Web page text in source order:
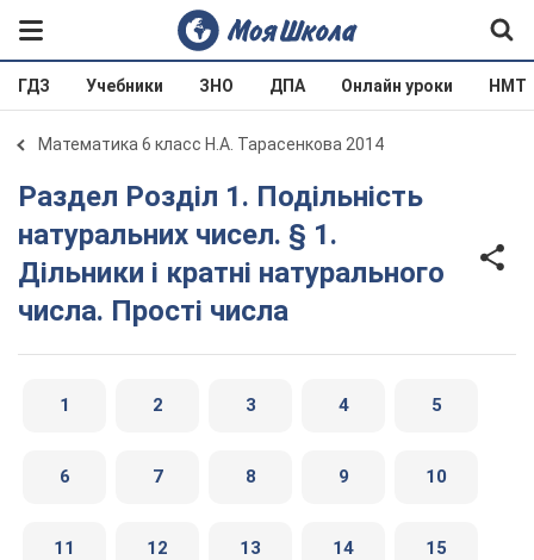
ГДЗ Учебники ЗНО ДПА Онлайн уроки НМТ
Математика 6 класс Н.А. Тарасенкова 2014
Раздел Розділ 1. Подільність
натуральних чисел. § 1.
Дільники і кратні натурального
числа. Прості числа
1 2 3 4 5
6 7 8 9 10
11 12 13 14 15